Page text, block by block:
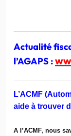
Actualité
l’AGAPS :
L’ACMF
aide à trouver
A l’ACMF, nous